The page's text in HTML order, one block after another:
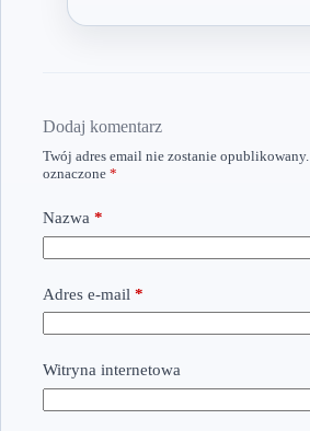
Dodaj komentarz
Twój adres email nie zostanie opublikowany.
oznaczone *
Nazwa *
Adres e-mail *
Witryna internetowa